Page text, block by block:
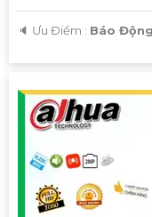
️🔈 Ưu Điểm : Báo